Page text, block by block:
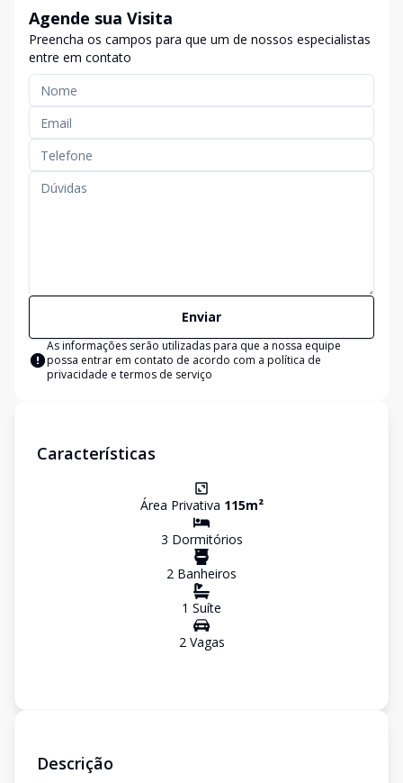
Agende sua Visita
Preencha os campos para que um de nossos especialistas
entre em contato
Enviar
As informações serão utilizadas para que a nossa equipe
possa entrar em contato de acordo com a política de
privacidade e termos de serviço
Características
Área Privativa 115m²
3 Dormitórios
2 Banheiros
1 Suíte
2Vagas
Descrição